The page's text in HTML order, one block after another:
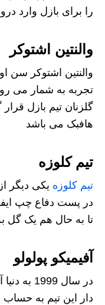
را برای بازل وارد
والنتین اشتوکر
والنتین اشتوکر سن
تجربه به شمار می
گلزنان تیم بازل
هافبک می باشد
تیم کلوزه
تیم کلوزه یکی دیگر
در پست دفاع چپ
تا به حال هم یک گل
آفیمیکو پولولو
در سال
دار این تیم به